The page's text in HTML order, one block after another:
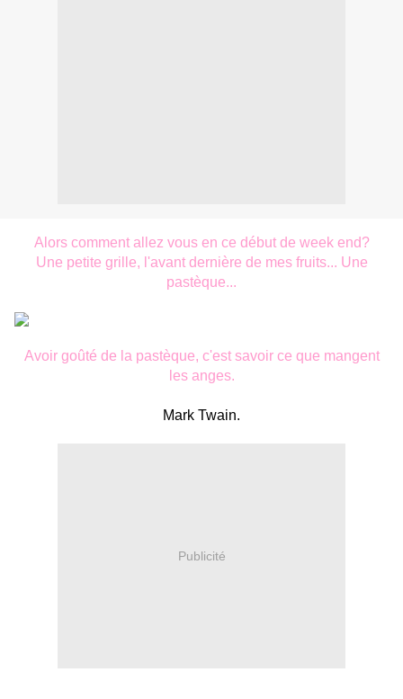
Alors comment allez vous en ce début de week end?
Une petite grille, l'avant dernière de mes fruits... Une
pastèque...
Avoir goûté de la pastèque, c'est savoir ce que mangent
les anges.
Mark Twain.
Publicité